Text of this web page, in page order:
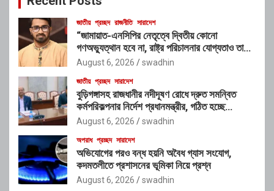
জাতীয় প্রচ্ছদ রাজনীতি সারাদেশ
“জামায়াত-এনসিপির নেতৃত্বে দ্বিতীয় কোনো
গণঅভ্যুত্থান হবে না, রাষ্ট্র পরিচালনার যোগ্যতাও তাদের
নেই”: রাশেদ খাঁনের
August 6, 2026 swadhin
জাতীয় প্রচ্ছদ সারাদেশ
বুড়িগঙ্গাসহ রাজধানীর নদীদূষণ রোধে দ্রুত সমন্বিত
কর্মপরিকল্পনার নির্দেশ প্রধানমন্ত্রীর, গঠিত হচ্ছে
আন্তঃসংস্থা সমন্বয় কমিটি
August 6, 2026 swadhin
অপরাধ প্রচ্ছদ সারাদেশ
অভিযোগের পরও বন্ধ হয়নি অবৈধ গ্যাস সংযোগ,
কদমতলীতে প্রশাসনের ভূমিকা নিয়ে প্রশ্ন
August 6, 2026 swadhin